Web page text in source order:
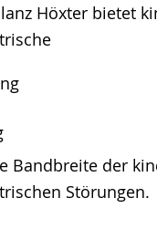
Höxter bietet
Bandbreite der
Störungen.